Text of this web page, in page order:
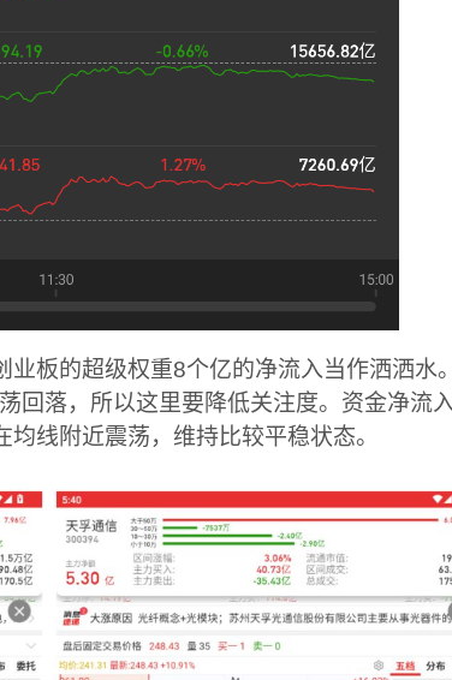
业板的超级权重8个亿的净流入当作洒洒水
回落，所以这里要降低关注度。资金净流
线附近震荡，维持比较平稳状态。